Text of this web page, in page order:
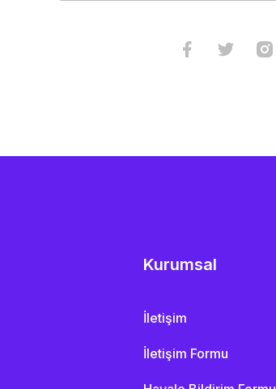
Kurumsal
İletişim
İletişim Formu